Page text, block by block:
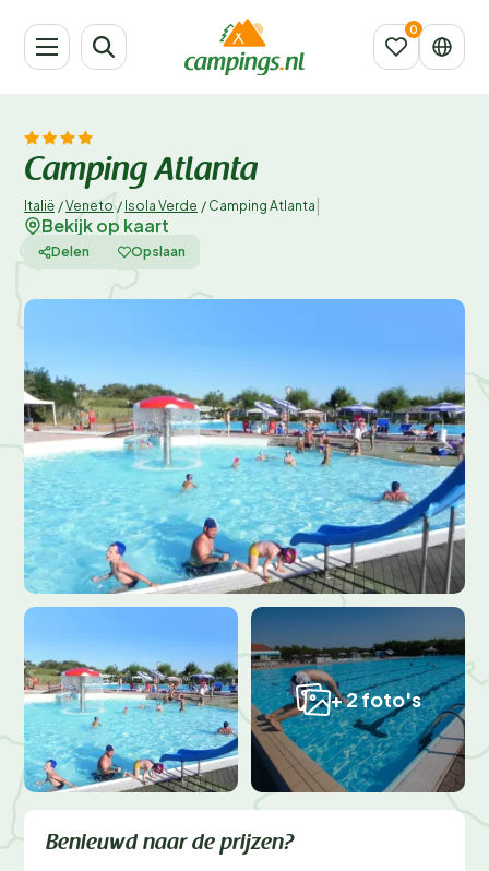
Camping Atlanta
Italië /Veneto / Isola Verde / Camping Atlanta
Bekijk op kaart
Delen Opslaan
+ 2 foto's
Benieuwd naar de prijzen?